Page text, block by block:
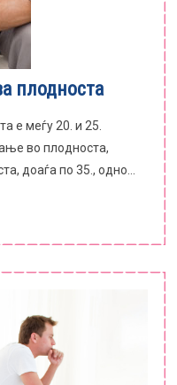
плодноста
е меѓу 20. и 25.
во плодноста,
доаѓа по 35., одно...